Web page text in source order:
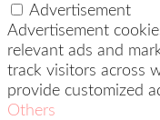
Advertisement
Advertisement
relevant ads and
track visitors across
provide customized
Others